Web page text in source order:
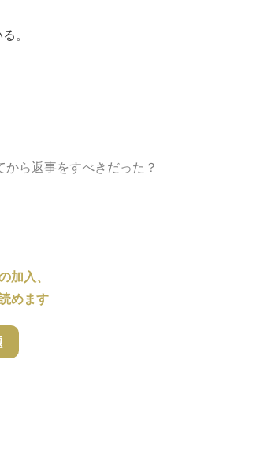
。
ら返事をすべきだった？
加入、
めます